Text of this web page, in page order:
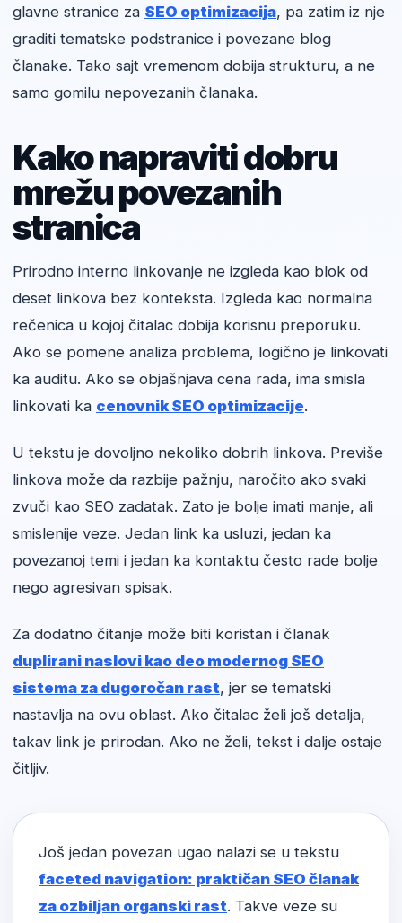
glavne stranice za SEO optimizacija, pa zatim iz nje
graditi tematske podstranice i povezane blog
članake. Tako sajt vremenom dobija strukturu, a ne
samo gomilu nepovezanih članaka.
Kako napraviti dobru
mrežu povezanih
stranica
Prirodno interno linkovanje ne izgleda kao blok od
deset linkova bez konteksta. Izgleda kao normalna
rečenica u kojoj čitalac dobija korisnu preporuku.
Ako se pomene analiza problema, logično je linkovati
ka auditu. Ako se objašnjava cena rada, ima smisla
linkovati ka cenovnik SEO optimizacije.
U tekstu je dovoljno nekoliko dobrih linkova. Previše
linkova može da razbije pažnju, naročito ako svaki
zvuči kao SEO zadatak. Zato je bolje imati manje, ali
smislenije veze. Jedan link ka usluzi, jedan ka
povezanoj temi i jedan ka kontaktu često rade bolje
nego agresivan spisak.
Za dodatno čitanje može biti koristan i članak
duplirani naslovi kao deo modernog SEO
sistema za dugoročan rast, jer se tematski
nastavlja na ovu oblast. Ako čitalac želi još detalja,
takav link je prirodan. Ako ne želi, tekst i dalje ostaje
čitljiv.
Još jedan povezan ugao nalazi se u tekstu
faceted navigation: praktičan SEO članak
za ozbiljan organski rast. Takve veze su